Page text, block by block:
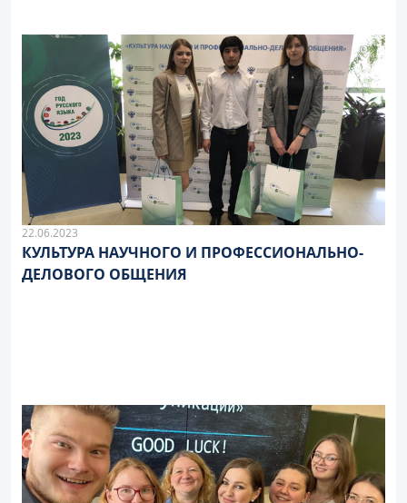
22.06.2023
КУЛЬТУРА НАУЧНОГО И ПРОФЕССИОНАЛЬНО-
ДЕЛОВОГО ОБЩЕНИЯ